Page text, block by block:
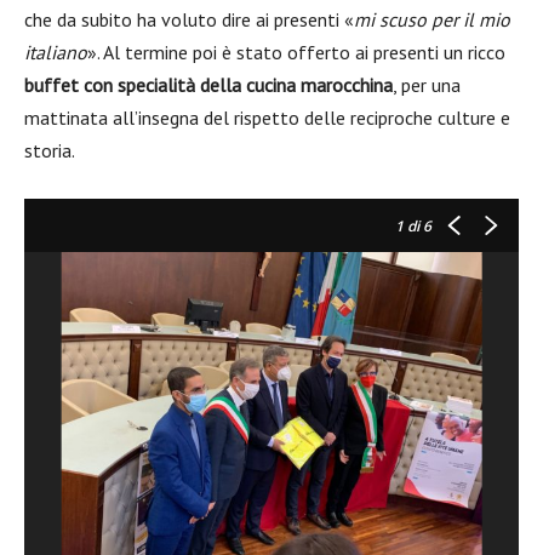
che da subito ha voluto dire ai presenti «mi scuso per il mio
italiano». Al termine poi è stato offerto ai presenti un ricco
buffet con specialità della cucina marocchina, per una
mattinata all’insegna del rispetto delle reciproche culture e
storia.
1 di 6